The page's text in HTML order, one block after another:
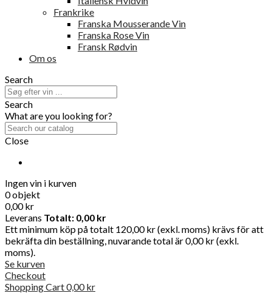
Frankrike
Franska Mousserande Vin
Franska Rose Vin
Fransk Rødvin
Om os
Search
Search
What are you looking for?
Close
Ingen vin i kurven
0 objekt
0,00 kr
Leverans Totalt: 0,00 kr
Ett minimum köp på totalt 120,00 kr (exkl. moms) krävs för att
bekräfta din beställning, nuvarande total är 0,00 kr (exkl.
moms).
Se kurven
Checkout
Shopping Cart0,00 kr